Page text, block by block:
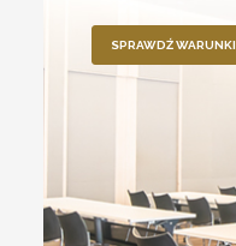
SPRAWDŹ WARUNKI